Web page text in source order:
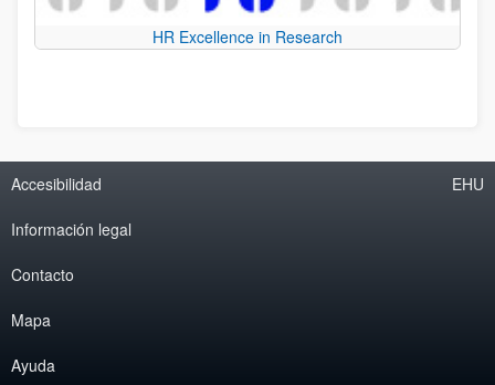
HR Excellence in Research
Accesibilidad
Información legal
Contacto
Mapa
Ayuda
EHU